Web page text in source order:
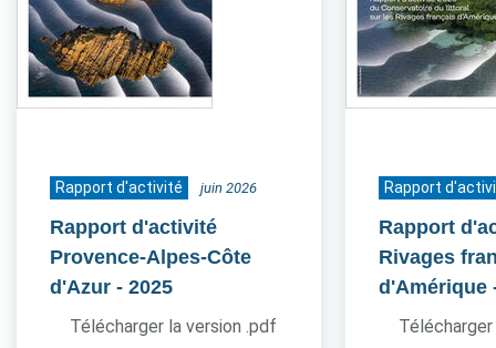
Rapport d'activité juin 2026
Rapport d'activité
Provence-Alpes-Côte
d'Azur - 2025
Télécharger la version .pdf
Rapport
Rapport
Rivages
d'Amérique